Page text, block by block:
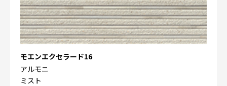
モエンエクセラード16
アルモニ
ミスト